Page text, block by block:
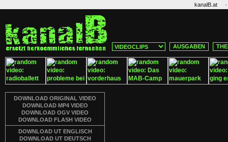
kanalB.at ·
AUSGABEN
DOWNLOAD ORIGINAL VIDEO
DOWNLOAD MP4 VIDEO
DOWNLOAD OGV VIDEO
DOWNLOAD FLASH VIDEO
DOWNLOAD UT ENGLISCH
DOWNLOAD UT DEUTSCH